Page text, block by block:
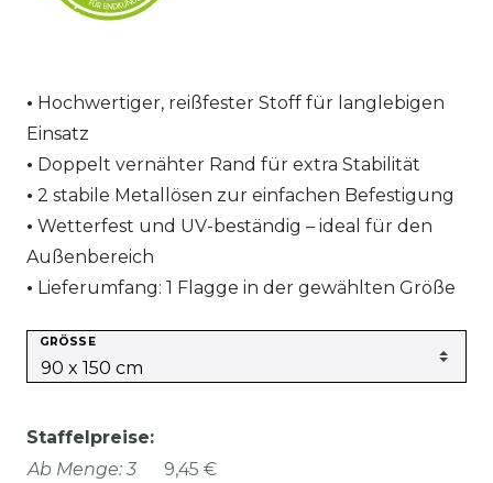
Hochwertiger, reißfester Stoff für langlebigen
Einsatz
Doppelt vernähter Rand für extra Stabilität
2 stabile Metallösen zur einfachen Befestigung
Wetterfest und UV-beständig – ideal für den
Außenbereich
Lieferumfang: 1 Flagge in der gewählten Größe
GRÖSSE
Staffelpreise:
Ab Menge: 3
9,45 €